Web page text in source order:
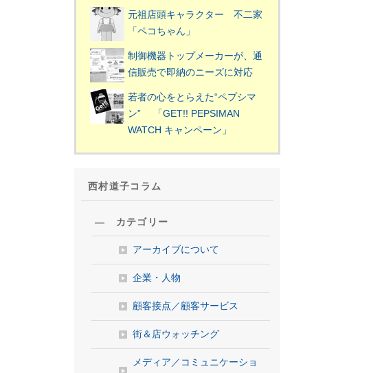
元祖店頭キャラクター 不二家
「ペコちゃん」
制御機器トップメーカーが、通
信販売で即納のニーズに対応
若者の心をとらえた“ペプシマ
ン” 「GET!! PEPSIMAN
WATCH キャンペーン」
西村道子コラム
― カテゴリー
アーカイブについて
企業・人物
顧客接点／顧客サービス
街＆店ウォッチング
メディア／コミュニケーショ